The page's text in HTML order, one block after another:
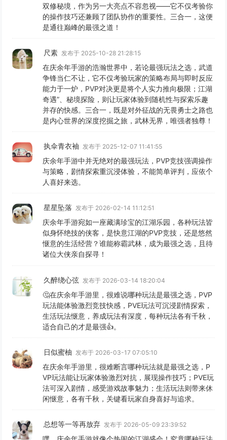
双修秘境，作为另一大亮点不容忽视——它不仅考验你
的操作技巧还兼顾了团队协作的重要性。三合一，这便
是通往巅峰的最强之道！
尺素 发布于 2025-10-28 21:28:15
在庆余年手游的浩瀚世界中，若论最强玩法之选，武道
争锋当仁不让，它不仅考验玩家的策略布局与即时反应
能力于一炉，PVP对决更是将个人实力推向极限；江湖
奇遇”、秘境探险，则让玩家体验到随机性与探索乐趣
并存的快感。三合一，既是对外征战的无畏勇士之路也
是内心世界的深度挖掘之旅，武林无界，唯强者独尊！
执伞青衣袖 发布于 2025-12-07 11:41:55
庆余年手游中并无绝对的最强玩法，PVP竞技强调操作
与策略，剧情探索重沉浸体验，不能简单评判，应依个
人喜好来选。
星星坠落 发布于 2026-02-14 11:12:51
庆余年手游宛如一座藏满珍宝的江湖乐园，各种玩法皆
似身怀绝技的侠客，是快意江湖的PVP竞技，还是悠然
惬意的生活经营？谁能称霸武林，成为最强之选，且待
诸位大侠亲自探寻！
久醉绕心弦 发布于 2026-03-14 18:20:04
🤔在庆余年手游里，很难说哪种玩法是最强之选，PVP
玩法能体验激烈竞技快感，PVE玩法可沉浸剧情探索，
生活玩法惬意，养成玩法有深度，每种玩法各有千秋，
适合自己的才是最强👍。
日似蜜柚 发布于 2026-03-17 07:05:10
在庆余年手游里，很难断言哪种玩法就是最强之选，P
VP玩法能让玩家体验激烈对抗，展现操作技巧；PVE玩
法可深入剧情，感受游戏故事魅力；生活玩法则带来休
闲惬意，各有千秋，关键看玩家自身喜好与追求。
总想等一等再放弃 发布于 2026-05-09 23:39:52